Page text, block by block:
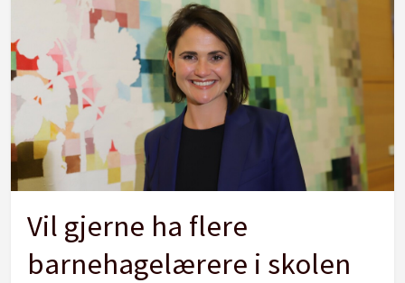
Vil gjerne ha flere
barnehagelærere i skolen